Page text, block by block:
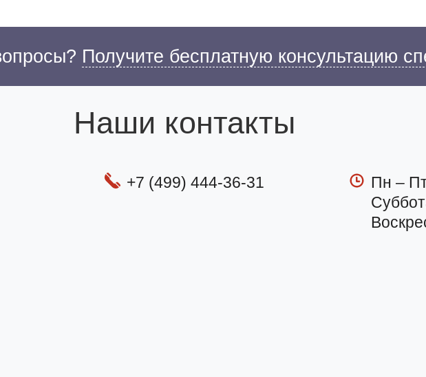
Получите бесплатную консультацию
Наши контакты
+7 (499) 444-36-31
Пн –